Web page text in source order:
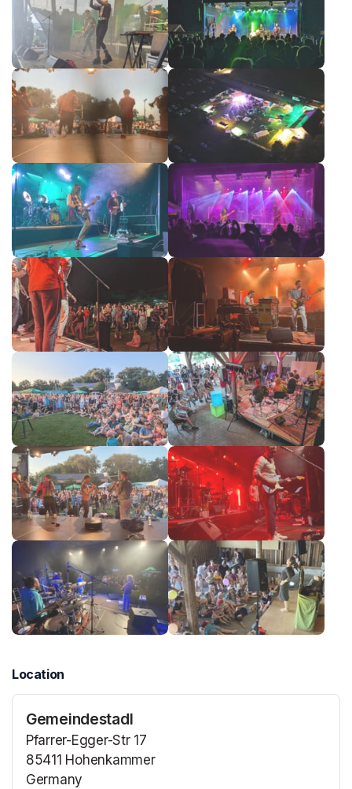
Location
Gemeindestadl
Pfarrer-Egger-Str 17
85411 Hohenkammer
Germany